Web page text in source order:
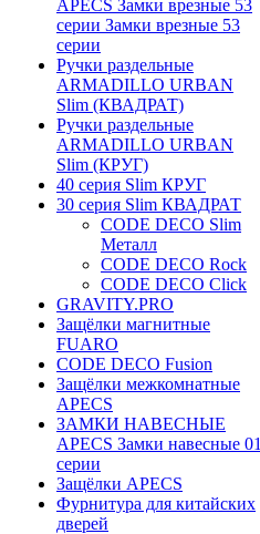
APECS Замки врезные 53
серии Замки врезные 53
серии
Ручки раздельные
ARMADILLO URBAN
Slim (КВАДРАТ)
Ручки раздельные
ARMADILLO URBAN
Slim (КРУГ)
40 серия Slim КРУГ
30 серия Slim КВАДРАТ
CODE DECO Slim
Металл
CODE DECO Rock
CODE DECO Click
GRAVITY.PRO
Защёлки магнитные
FUARO
CODE DECO Fusion
Защёлки межкомнатные
APECS
ЗАМКИ НАВЕСНЫЕ
APECS Замки навесные 01
серии
Защёлки APECS
Фурнитура для китайских
дверей